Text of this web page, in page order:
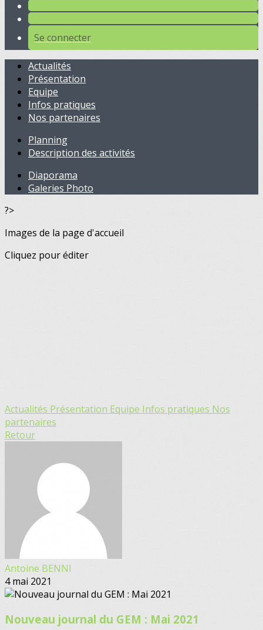
Se connecter
Actualités
Présentation
Equipe
Infos pratiques
Nos partenaires
Planning
Description des activités
Diaporama
Galeries Photo
?>
Images de la page d'accueil
Cliquez pour éditer
Actualités Présentation Equipe Infos pratiques Nos
partenaires
Retour
Antoine BENNI
4 mai 2021
Nouveau journal du GEM : Mai 2021